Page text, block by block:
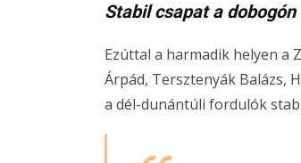
Stabil csapat a dobogón
Ezúttal a harmadik helyen a
Árpád, Tersztenyák Balázs,
a dél-dunántúli fordulók